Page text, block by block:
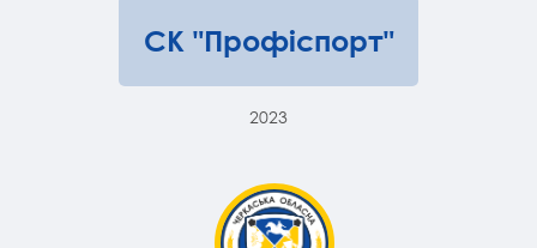
СК "Профіспорт"
2023